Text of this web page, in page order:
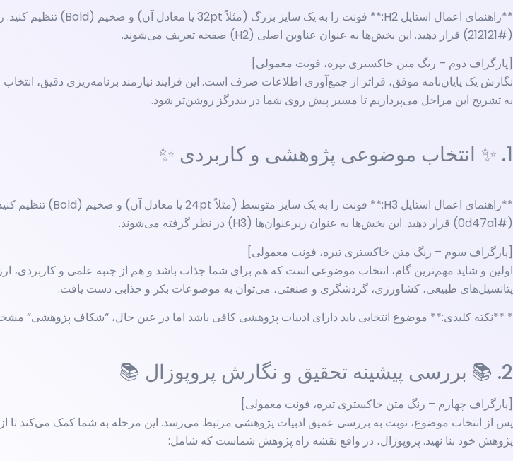
(#212121) قرار دهید. این بخش‌ها به عنوان عناوین اصلی (H2) صفحه تعریف می‌شوند.
[پارگراف دوم – رنگ متن خاکستری تیره، فونت معمولی]
نگارش یک پایان‌نامه موفق، فراتر از جمع‌آوری اطلاعات صرف است. این فرایند نیازمند برنامه‌ریزی دقیق،
به تشریح این مراحل می‌پردازیم تا مسیر پیش روی شما در بندرگز روشن‌تر شود.
1. ✨ انتخاب موضوعی پژوهشی و کاربردی ✨
(#0d47a1) قرار دهید. این بخش‌ها به عنوان زیرعنوان‌ها (H3) در نظر گرفته می‌شوند.
[پارگراف سوم – رنگ متن خاکستری تیره، فونت معمولی]
اولین و شاید مهم‌ترین گام، انتخاب موضوعی است که هم برای شما جذاب باشد و هم از جنبه علمی و کاربردی،
پتانسیل‌های طبیعی، کشاورزی، گردشگری و صنعتی، می‌توان به موضوعات بکر و جذابی دست یافت.
* **نکته کلیدی:** موضوع انتخابی باید دارای ادبیات پژوهشی کافی باشد اما در عین حال، “شکاف پژوهشی”
2. 📚 بررسی پیشینه تحقیق و نگارش پروپوزال 📚
[پارگراف چهارم – رنگ متن خاکستری تیره، فونت معمولی]
پس از انتخاب موضوع، نوبت به بررسی عمیق ادبیات پژوهشی مرتبط می‌رسد. این مرحله به شما کمک می‌کند تا
پژوهش خود بنا نهید. پروپوزال، در واقع نقشه راه پژوهش شماست که شامل: